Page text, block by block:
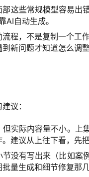
这些常规模型容易
自动生成。
程，不是复制一个工
新问题才知道怎么调整
议：
但实际内容量不小。上
建议从上往下看，先
没有写出来（比如案
量生成和细节修复那几